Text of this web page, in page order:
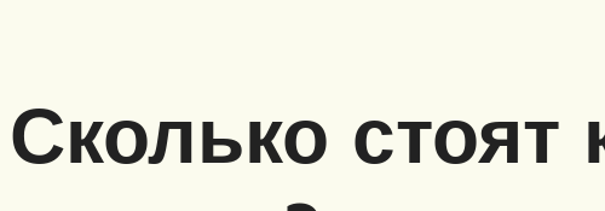
Сколько